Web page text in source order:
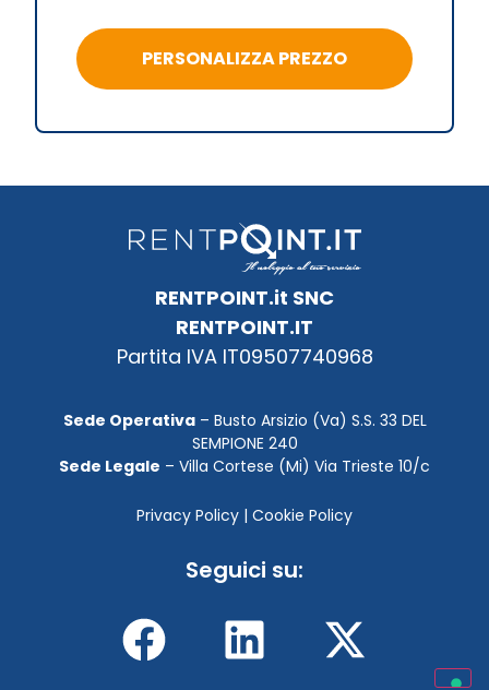
PERSONALIZZA PREZZO
RENTPOINT.it SNC
RENTPOINT.IT
Partita IVA IT09507740968
Sede Operativa– Busto Arsizio (Va) S.S. 33 DEL
SEMPIONE 240
Sede Legale – Villa Cortese (Mi) Via Trieste 10/c
Privacy Policy | Cookie Policy
Seguici su: